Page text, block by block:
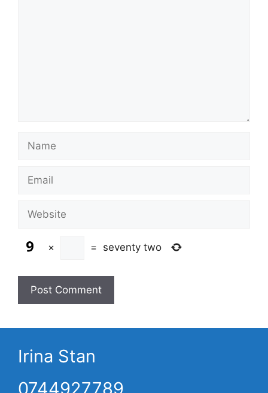
Name
Email
Website
× = seventy two
Irina Stan
0744927789